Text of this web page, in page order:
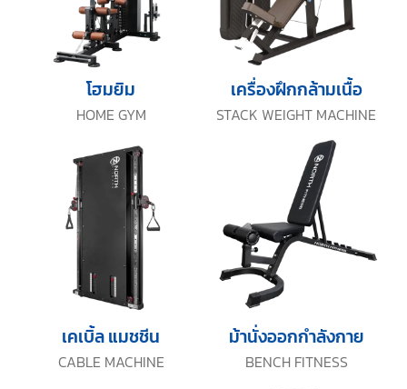
HOME GYM
โฮมยิม
STACK WEIGHT MACHINE
เครื่องฝึกกล้ามเนื้อ
CABLE MACHINE
เคเบิ้ล แมชชีน
BENCH FITNESS
ม้านั่งออกกำลังกาย